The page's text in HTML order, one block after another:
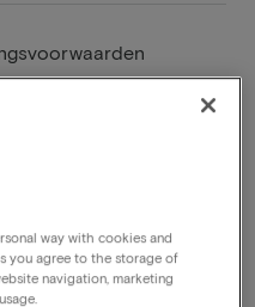
kortingen
speciale
Hotel Amsterdam,
Amsterdam, vlakbij
way with cookies and
you agree to the storage of
navigation, marketing